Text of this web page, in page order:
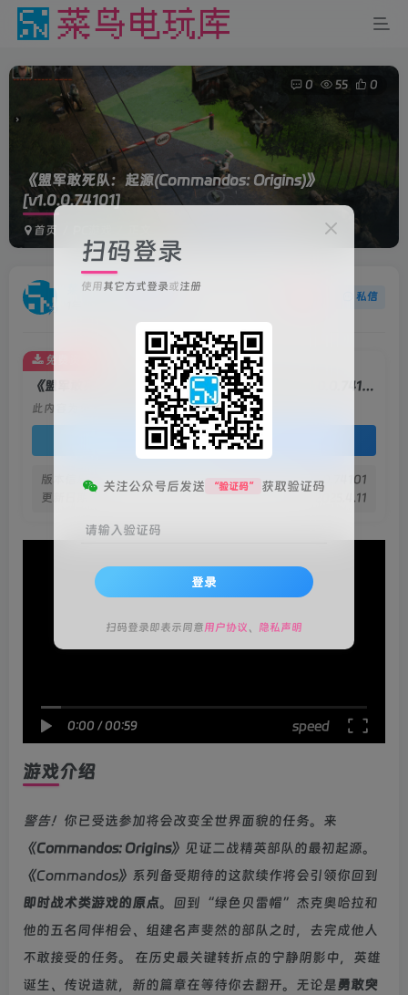
《盟军敢死队：起源(Commandos: Origins)》
[v1.0.0.74101]
首页
0 55 0
菜鸟电玩 私信
《盟军敢死队：起源(Commandos: Origins)》[v1.0.0.74101]
此内容为免费资源，请登录后查看
登录查看
版本信息
v1.0.0.74101
更新日期
2025.4.11
免费资源
0:00 /00:59 speed
游戏介绍
警告！ 你已受选参加将会改变全世界面貌的任务。来
《Commandos: Origins》见证二战精英部队的最初起源。
《Commandos》系列备受期待的这款续作将会引领你回到
即时战术类游戏的原点。回到“绿色贝雷帽”杰克奥哈拉和
他的五名同伴相会、组建名声斐然的部队之时，去完成他人
不敢接受的任务。 在历史最关键转折点的宁静阴影中，英雄
诞生、传说造就，新的篇章在等待你去翻开。无论是勇敢突
扫码登录
使用其它方式登录或注册
关注公众号后发送 “验证码” 获取验证码
请输入验证码
登录
扫码登录即表示同意用户协议 、 隐私声明